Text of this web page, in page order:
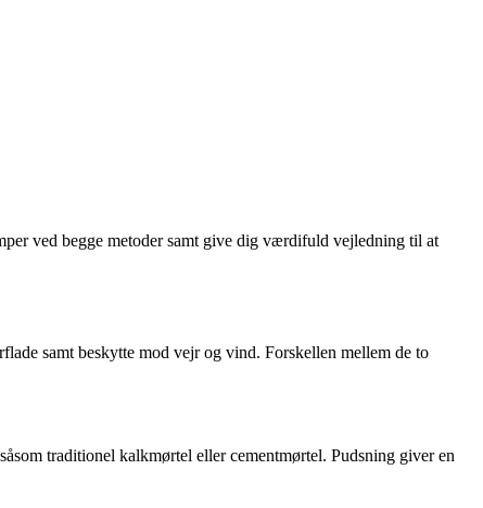
ved begge metoder samt give dig værdifuld vejledning til at
samt beskytte mod vejr og vind. Forskellen mellem de to
traditionel kalkmørtel eller cementmørtel. Pudsning giver en